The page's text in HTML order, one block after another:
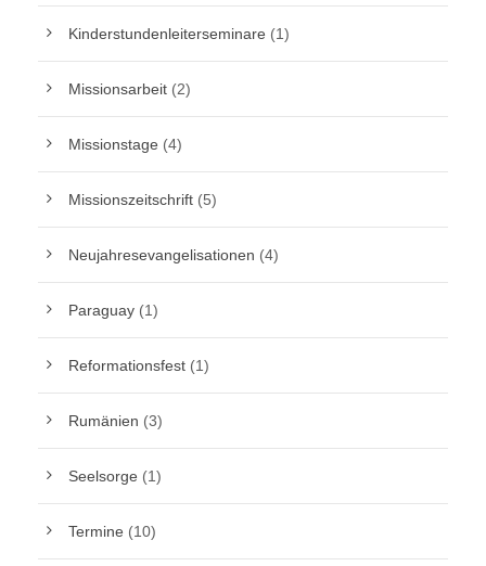
Kinderstundenleiterseminare (1)
Missionsarbeit (2)
Missionstage (4)
Missionszeitschrift (5)
Neujahresevangelisationen (4)
Paraguay (1)
Reformationsfest (1)
Rumänien (3)
Seelsorge (1)
Termine (10)